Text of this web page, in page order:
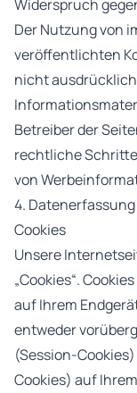
Widerspruch
Der Nutzung von
veröffentlichten
nicht
Betreiber der
rechtliche
von
4.
Cookies
Unsere
„Cookies“.
auf Ihrem
entweder
(Session-
Cookies) auf